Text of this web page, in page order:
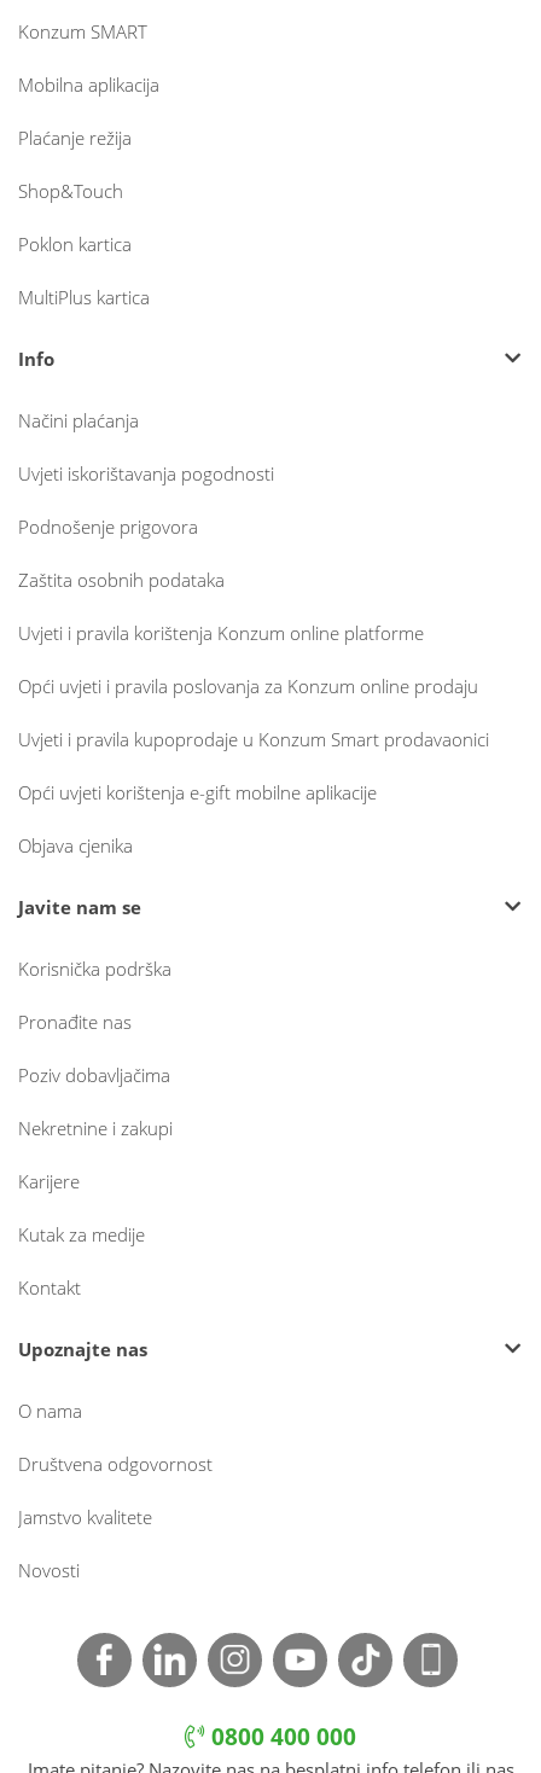
Konzum SMART
Mobilna aplikacija
Plaćanje režija
Shop&Touch
Poklon kartica
MultiPlus kartica
Info
Načini plaćanja
Uvjeti iskorištavanja pogodnosti
Podnošenje prigovora
Zaštita osobnih podataka
Uvjeti i pravila korištenja Konzum online platforme
Opći uvjeti i pravila poslovanja za Konzum online prodaju
Uvjeti i pravila kupoprodaje u Konzum Smart prodavaonici
Opći uvjeti korištenja e-gift mobilne aplikacije
Objava cjenika
Javite nam se
Korisnička podrška
Pronađite nas
Poziv dobavljačima
Nekretnine i zakupi
Karijere
Kutak za medije
Kontakt
Upoznajte nas
O nama
Društvena odgovornost
Jamstvo kvalitete
Novosti
0800 400 000